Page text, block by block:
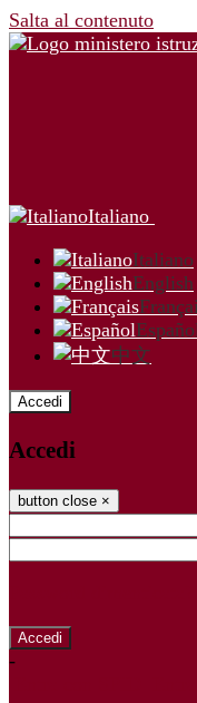
Salta al contenuto
Italiano
Italiano
English
中文
Accedi
Accedi
button close ×
-